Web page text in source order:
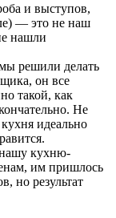
и выступов,
— это не наш
нашли
решили делать
он все
такой, как
Не
идеально
кухню-
им пришлось
но результат